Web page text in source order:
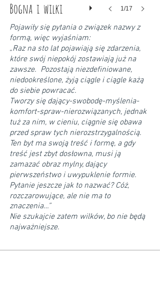
1/17
Bogna i wilki
Pojawiły się pytania o związek nazwy z
formą, więc wyjaśniam:
„Raz na sto lat pojawiają się zdarzenia,
które swój niepokój zostawiają już na
zawsze. Pozostają niezdefiniowane,
niedookreślone, żyją ciągle i ciągle każą
do siebie powracać.
Tworzy się dający-swobodę-myślenia-
komfort-spraw-nierozwiązanych, jednak
tuż za nim, w cieniu, ciągnie się obawa
przed spraw tych nierozstrzygalnością.
Ten byt ma swoją treść i formę, a gdy
treść jest zbyt dosłowna, musi ją
zamazać obraz mylny, dający
pierwszeństwo i uwypuklenie formie.
Pytanie jeszcze jak to nazwać? Cóż,
rozczarowujące, ale nie ma to
znaczenia…”
Nie szukajcie zatem wilków, bo nie będą
najważniejsze.